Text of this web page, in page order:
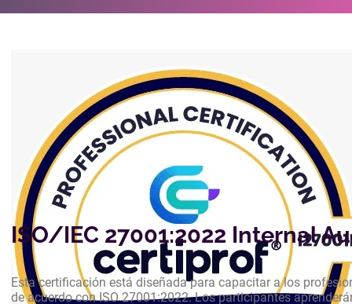
ISO/IEC 27001:2022 Internal
Esta certificación está diseñada para capacitar a los
de acuerdo con ISO 27001:2022. Los participantes